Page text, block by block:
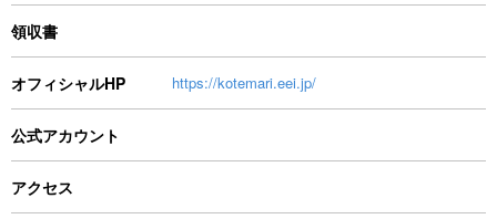
領収書
オフィシャルHP https://kotemari.eei.jp/
公式アカウント
アクセス